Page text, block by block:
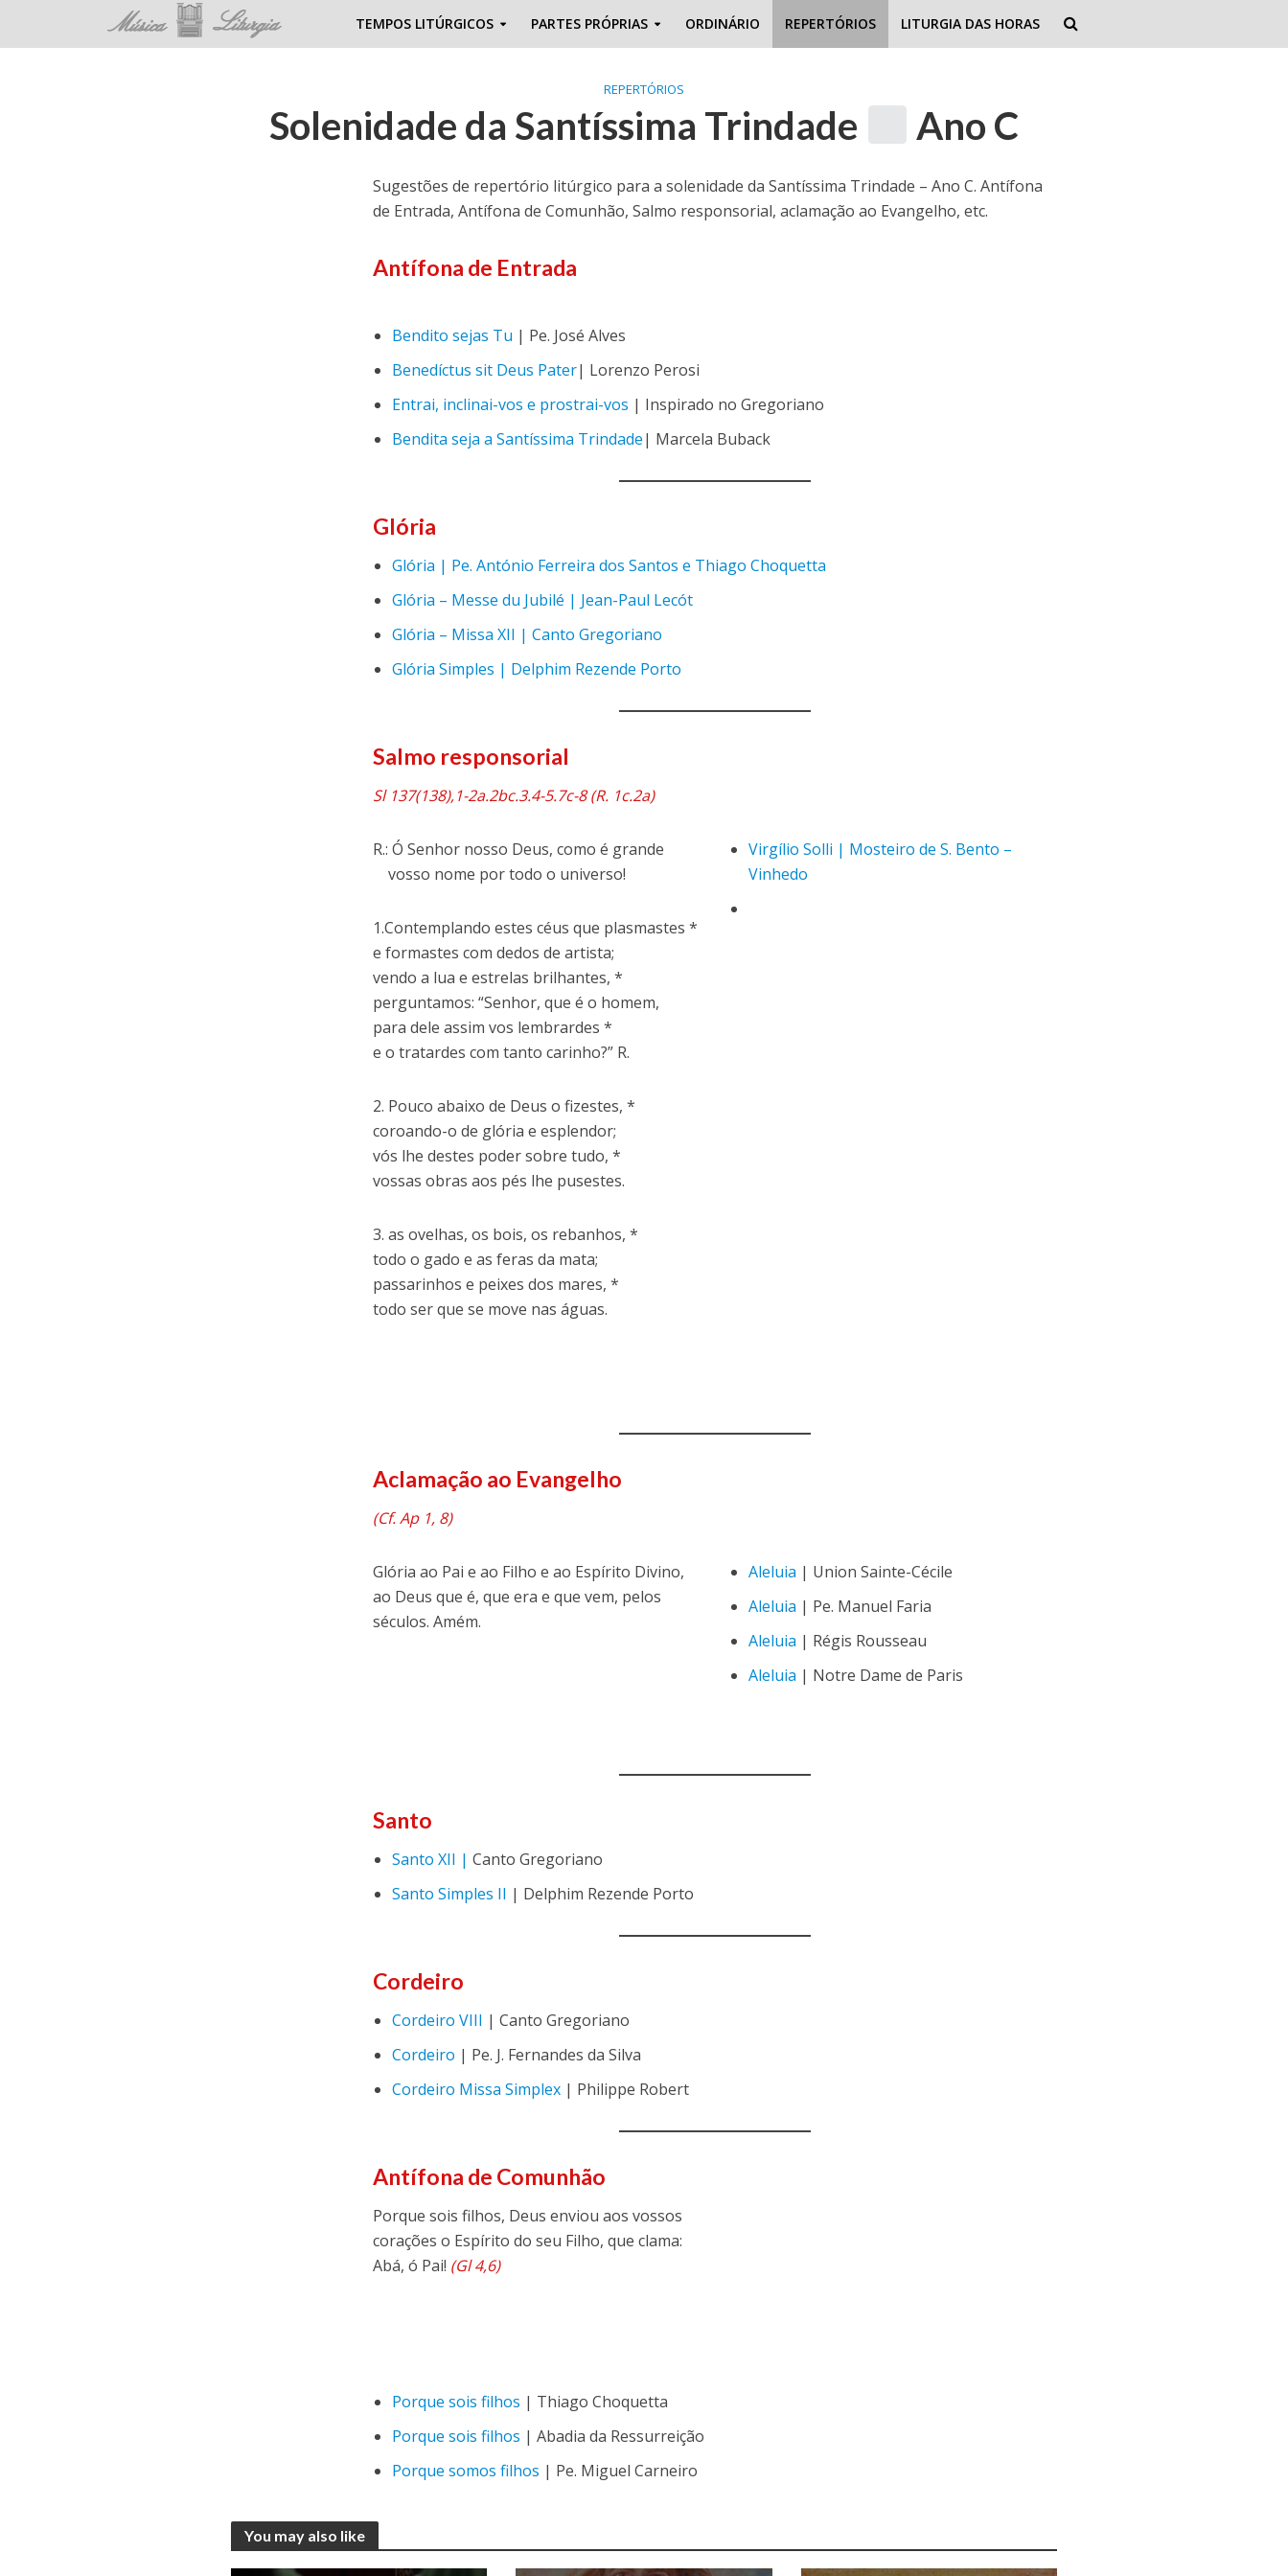
TEMPOS LITÚRGICOS PARTES PRÓPRIAS ORDINÁRIO REPERTÓRIOS LITURGIA DAS HORAS
REPERTÓRIOS
Solenidade da Santíssima Trindade Ano C
Sugestões de repertório litúrgico para a solenidade da Santíssima Trindade – Ano C. Antífona
de Entrada, Antífona de Comunhão, Salmo responsorial, aclamação ao Evangelho, etc.
Antífona de Entrada
Bendito sejas Tu | Pe. José Alves
Benedíctus sit Deus Pater| Lorenzo Perosi
Entrai, inclinai-vos e prostrai-vos | Inspirado no Gregoriano
Bendita seja a Santíssima Trindade| Marcela Buback
Glória
Glória | Pe. António Ferreira dos Santos e Thiago Choquetta
Glória – Messe du Jubilé | Jean-Paul Lecót
Glória – Missa XII | Canto Gregoriano
Glória Simples | Delphim Rezende Porto
Salmo responsorial
Sl 137(138),1-2a.2bc.3.4-5.7c-8 (R. 1c.2a)
R.: Ó Senhor nosso Deus, como é grande
vosso nome por todo o universo!
1.Contemplando estes céus que plasmastes *
e formastes com dedos de artista;
vendo a lua e estrelas brilhantes, *
perguntamos: “Senhor, que é o homem,
para dele assim vos lembrardes *
e o tratardes com tanto carinho?” R.
2. Pouco abaixo de Deus o fizestes, *
coroando-o de glória e esplendor;
vós lhe destes poder sobre tudo, *
vossas obras aos pés lhe pusestes.
3. as ovelhas, os bois, os rebanhos, *
todo o gado e as feras da mata;
passarinhos e peixes dos mares, *
todo ser que se move nas águas.
Virgílio Solli | Mosteiro de S. Bento –
Vinhedo
Aclamação ao Evangelho
(Cf. Ap 1, 8)
Glória ao Pai e ao Filho e ao Espírito Divino,
ao Deus que é, que era e que vem, pelos
séculos. Amém.
Aleluia | Union Sainte-Cécile
Aleluia | Pe. Manuel Faria
Aleluia | Régis Rousseau
Aleluia | Notre Dame de Paris
Santo
Santo XII | Canto Gregoriano
Santo Simples II | Delphim Rezende Porto
Cordeiro
Cordeiro VIII | Canto Gregoriano
Cordeiro | Pe. J. Fernandes da Silva
Cordeiro Missa Simplex | Philippe Robert
Antífona de Comunhão
Porque sois filhos, Deus enviou aos vossos
corações o Espírito do seu Filho, que clama:
Abá, ó Pai! (Gl 4,6)
Porque sois filhos | Thiago Choquetta
Porque sois filhos | Abadia da Ressurreição
Porque somos filhos | Pe. Miguel Carneiro
You may also like